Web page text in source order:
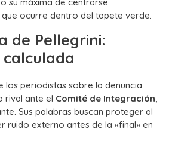
que ocurre dentro del tapete verde.
de Pellegrini:
los periodistas sobre la denuncia
rival ante el Comité de Integración,
Sus palabras buscan proteger al
ruido externo antes de la «final» en